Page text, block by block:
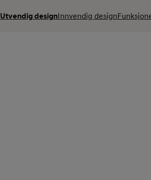
Utvendig designInnvendig design